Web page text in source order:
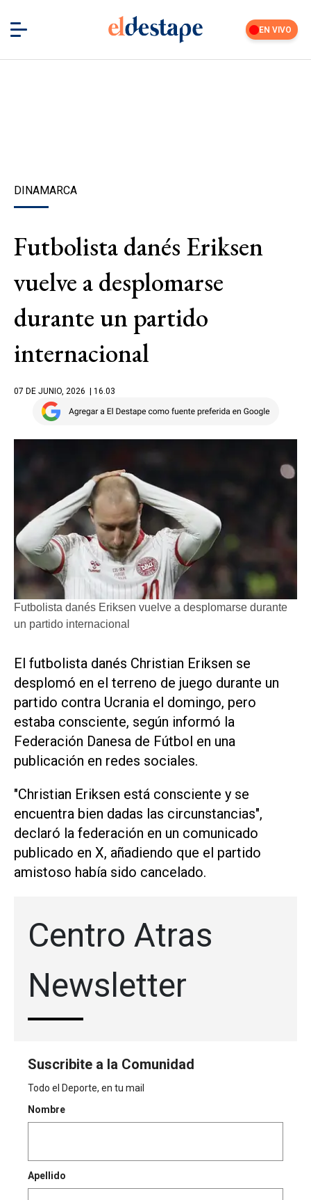
EN VIVO
DINAMARCA
Futbolista danés Eriksen
vuelve a desplomarse
durante un partido
internacional
07 DE JUNIO, 2026 | 16.03
Futbolista danés Eriksen vuelve a desplomarse durante
un partido internacional
El ​futbolista danés Christian Eriksen se
desplomó en el terreno de juego durante un
partido contra Ucrania el ‌domingo, pero
estaba consciente, ‌según informó la
Federación Danesa de Fútbol en una
publicación en redes sociales.
"Christian Eriksen está consciente y se
encuentra bien dadas las circunstancias",
declaró la federación en un comunicado
publicado en X, añadiendo que el partido
amistoso había sido cancelado.